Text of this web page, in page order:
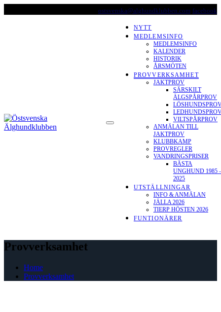
to
ostsvenska@alghundklubben.com facebook
ÖSTSVENSKA
ÄLGHUNDKLUBBEN
NYTT
MEDLEMSINFO
MEDLEMSINFO
KALENDER
HISTORIK
ÅRSMÖTEN
PROVVERKSAMHET
JAKTPROV
SÄRSKILT
ÄLGSPÅRPROV
VILTSPÅRPROV
ANMÄLAN TILL
JAKTPROV
KLUBBKAMP
PROVREGLER
VANDRINGSPRISER
BÄSTA
UNGHUND 1985
2025
UTSTÄLLNINGAR
INFO & ANMÄLAN
JÄLLA 2026
TIERP HÖSTEN 2026
FUNTIONÄRER
Provverksamhet
Home
Provverksamhet